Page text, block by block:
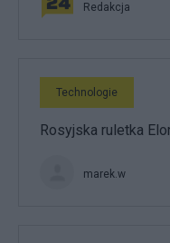
Redakcja
Technologie
Rosyjska ruletka
marek.w